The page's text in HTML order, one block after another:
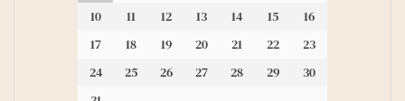
10
11 12 13 14 15
16
17
18 19 20 21 22
23
24
25 26 27 28 29
30